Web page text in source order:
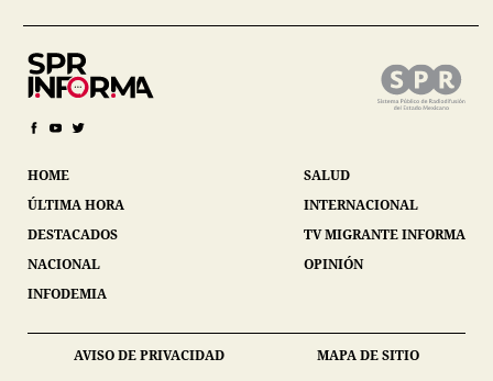
HOME
ÚLTIMA HORA
DESTACADOS
NACIONAL
INFODEMIA
SALUD
INTERNACIONAL
TV MIGRANTE INFORMA
OPINIÓN
AVISO DE PRIVACIDAD MAPA DE SITIO